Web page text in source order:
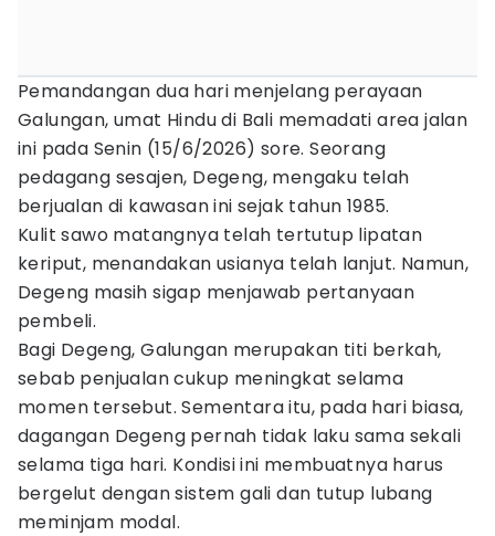
Pemandangan dua hari menjelang perayaan
Galungan, umat Hindu di Bali memadati area jalan
ini pada Senin (15/6/2026) sore. Seorang
pedagang sesajen, Degeng, mengaku telah
berjualan di kawasan ini sejak tahun 1985.
Kulit sawo matangnya telah tertutup lipatan
keriput, menandakan usianya telah lanjut. Namun,
Degeng masih sigap menjawab pertanyaan
pembeli.
Bagi Degeng, Galungan merupakan titi berkah,
sebab penjualan cukup meningkat selama
momen tersebut. Sementara itu, pada hari biasa,
dagangan Degeng pernah tidak laku sama sekali
selama tiga hari. Kondisi ini membuatnya harus
bergelut dengan sistem gali dan tutup lubang
meminjam modal.